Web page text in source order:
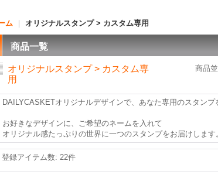
ム オリジナルスタンプ > カスタム専用
商品一覧
オリジナルスタンプ > カスタム専
用
商品
DAILYCASKETオリジナルデザインで、あなた専用のスタンプ
お好きなデザインに、ご希望のネームを入れて
オリジナル感たっぷりの世界に一つのスタンプをお届けします
登録アイテム数: 22件